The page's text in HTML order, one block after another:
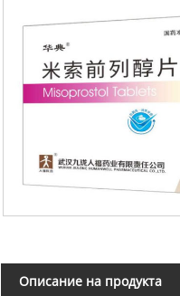
Описание на продукта